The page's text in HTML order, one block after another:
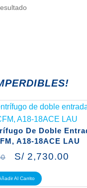
De Doble
A18-18ACE LAU
S/2,730.00
Al Carrito